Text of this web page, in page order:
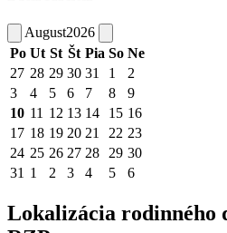
August2026
Po Ut St Št Pia So Ne
27 28 29 30 31 1
2
3
4 5 6 7 8
9
10 11 12 13 14 15 16
17 18 19 20 21 22 23
24 25 26 27 28 29 30
31 1 2 3 4 5 6
Lokalizácia rodinného